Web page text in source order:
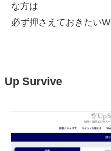
な方は
必ず押さえておきたい
Up Survive